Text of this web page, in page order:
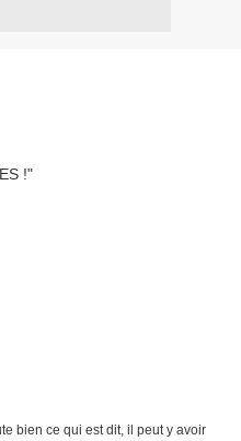
bien ce qui est dit, il peut y avoir